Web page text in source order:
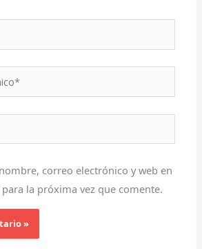
correo electrónico y web en
la próxima vez que comente.